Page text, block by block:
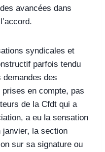
avancées dans
syndicales et
parfois tendu
des
en compte, pas
de la Cfdt qui a
a eu la sensation
janvier, la section
sur sa signature ou